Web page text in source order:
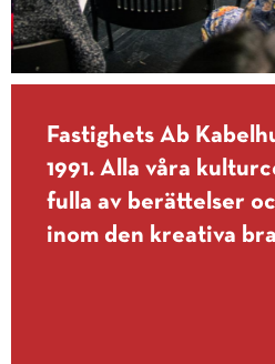
Fastighets Ab
1991. Alla våra
fulla av berättelser
inom den kreativa